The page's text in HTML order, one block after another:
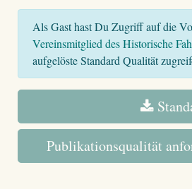
Als Gast hast Du Zugriff auf die
Vereinsmitglied des Historische
aufgelöste Standard Qualität
Publikationsqualität